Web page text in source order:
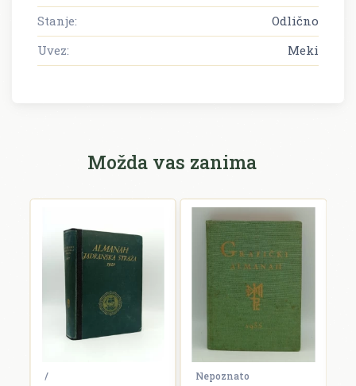
Stanje:
Odlično
Uvez:
Meki
Možda vas zanima
/ Nepoznato